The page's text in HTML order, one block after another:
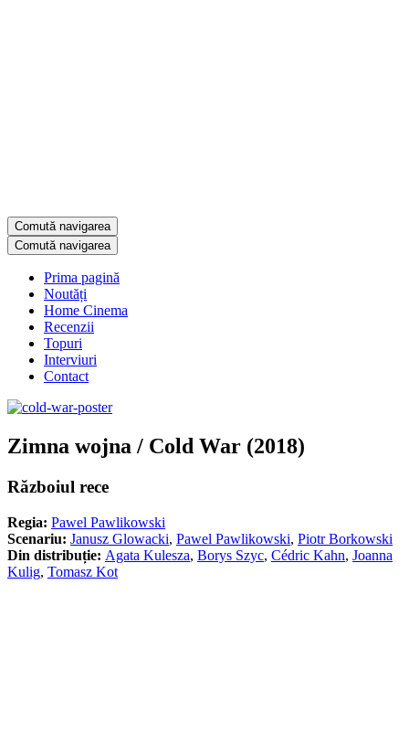
Comută navigarea
Comută navigarea
Prima pagină
Noutăți
Home Cinema
Recenzii
Topuri
Interviuri
Contact
Zimna wojna / Cold War (2018)
Războiul rece
Regia: Pawel Pawlikowski
Scenariu: Janusz Glowacki, Pawel Pawlikowski, Piotr Borkowski
Din distribuție: Agata Kulesza, Borys Szyc, Cédric Kahn, Joanna
Kulig, Tomasz Kot